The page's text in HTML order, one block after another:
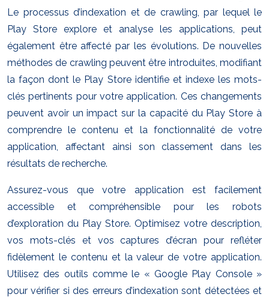
Le processus d’indexation et de crawling, par lequel le
Play Store explore et analyse les applications, peut
également être affecté par les évolutions. De nouvelles
méthodes de crawling peuvent être introduites, modifiant
la façon dont le Play Store identifie et indexe les mots-
clés pertinents pour votre application. Ces changements
peuvent avoir un impact sur la capacité du Play Store à
comprendre le contenu et la fonctionnalité de votre
application, affectant ainsi son classement dans les
résultats de recherche.
Assurez-vous que votre application est facilement
accessible et compréhensible pour les robots
d’exploration du Play Store. Optimisez votre description,
vos mots-clés et vos captures d’écran pour refléter
fidèlement le contenu et la valeur de votre application.
Utilisez des outils comme le « Google Play Console »
pour vérifier si des erreurs d’indexation sont détectées et